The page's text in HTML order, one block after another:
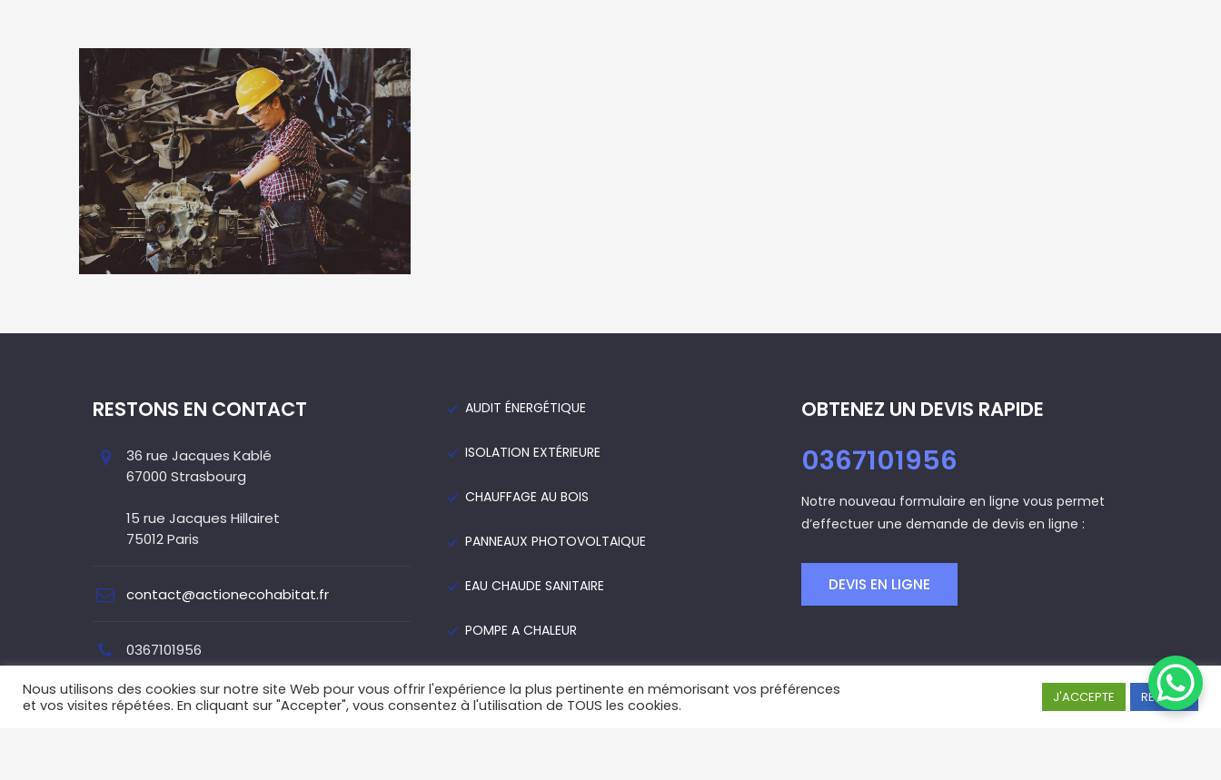
INTERIOR TEXTURES
RESTONS EN CONTACT
36 rue Jacques Kablé
67000 Strasbourg
15 rue Jacques Hillairet
75012 Paris
contact@actionecohabitat.fr
0367101956
AUDIT ÉNERGÉTIQUE
ISOLATION EXTÉRIEURE
CHAUFFAGE AU BOIS
PANNEAUX PHOTOVOLTAIQUE
EAU CHAUDE SANITAIRE
POMPE A CHALEUR
OBTENEZ UN DEVIS RAPIDE
0367101956
Notre nouveau formulaire en ligne vous permet
d’effectuer une demande de devis en ligne :
DEVIS EN LIGNE
Nous utilisons des cookies sur notre site Web pour vous offrir l'expérience la plus pertinente en mémorisant vos préférences
et vos visites répétées. En cliquant sur "Accepter", vous consentez à l'utilisation de TOUS les cookies.
J'ACCEPTE REJETER